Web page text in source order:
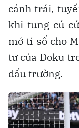
cánh trái,
khi tung cú
mở tỉ số cho
tư của Doku
đấu trường.